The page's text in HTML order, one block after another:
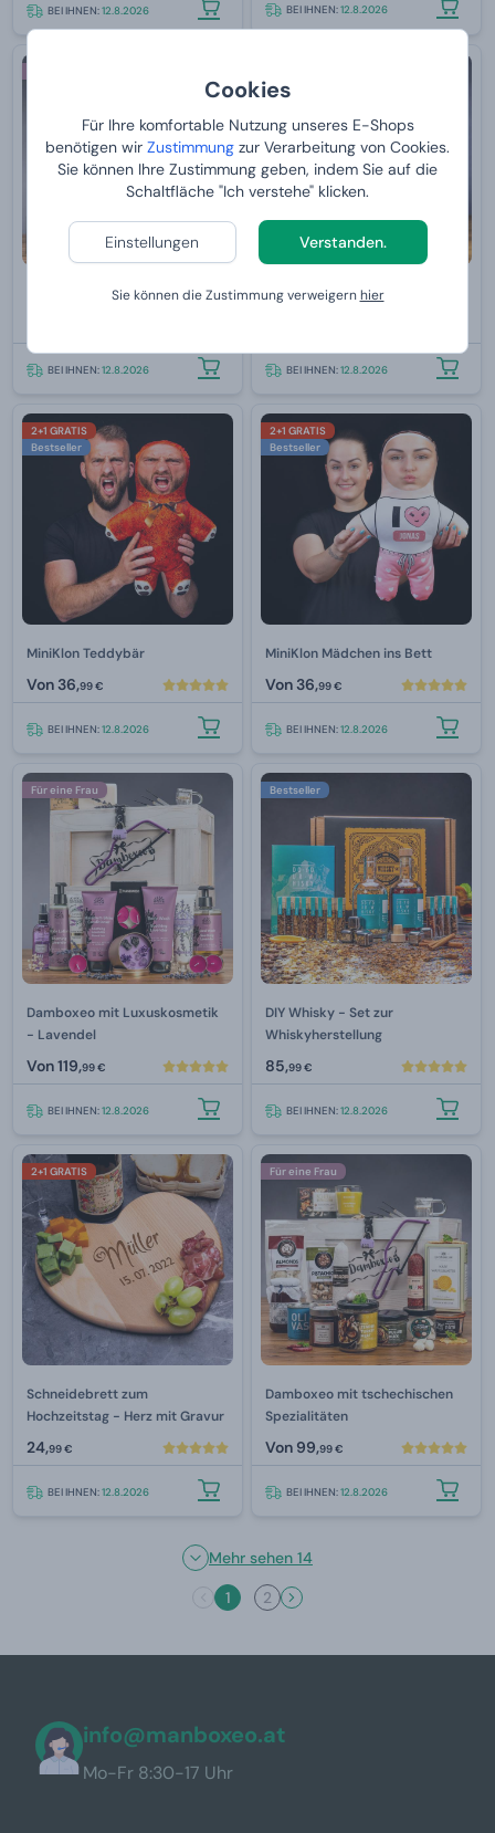
Cookies
Für Ihre komfortable Nutzung unseres E-Shops
benötigen wir Zustimmung zur Verarbeitung von Cookies.
Sie können Ihre Zustimmung geben, indem Sie auf die
Schaltfläche "Ich verstehe" klicken.
Einstellungen Verstanden.
Sie können die Zustimmung verweigernhier
BEI IHNEN:12.8.2026 BEI IHNEN:12.8.2026
Damboxeo mit Baileys
BEI IHNEN:12.8.2026
Wellness-Truhe mit Prosecco
BEI IHNEN:12.8.2026
2+1 GRATIS
Bestseller
MiniKlon Teddybär
Von36,99 €
BEI IHNEN:12.8.2026
2+1 GRATIS
Bestseller
MiniKlon Mädchen ins Bett
Von36,99 €
BEI IHNEN:12.8.2026
Für eine Frau
Damboxeo mit Luxuskosmetik
- Lavendel
Von119,99 €
BEI IHNEN:12.8.2026
Bestseller
DIY Whisky - Set zur
Whiskyherstellung
85,99 €
BEI IHNEN:12.8.2026
2+1 GRATIS
Schneidebrett zum
Hochzeitstag - Herz mit Gravur
24,99 €
BEI IHNEN:12.8.2026
Für eine Frau
Damboxeo mit tschechischen
Spezialitäten
Von 99,99 €
BEI IHNEN:12.8.2026
Mehr sehen 14
1
2
info@manboxeo.at
Mo-Fr 8:30-17 Uhr